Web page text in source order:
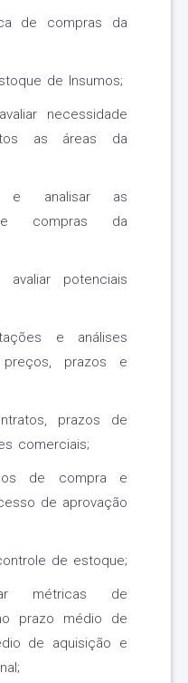
de compras da
de Insumos;
necessidade
as áreas da
e analisar as
compras da
potenciais
e análises
preços, prazos e
prazos de
comerciais;
de compra e
de aprovação
de estoque;
métricas de
prazo médio de
de aquisição e